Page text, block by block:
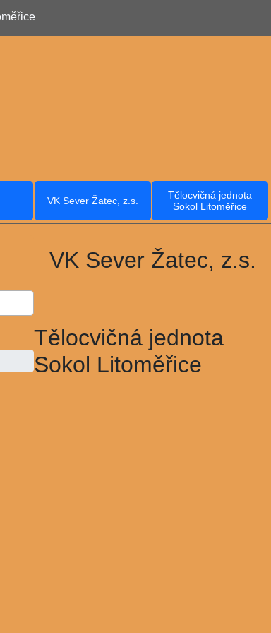
VK Sever Žatec, z.s.
Tělocvičná jednota
Sokol Litoměřice
VK Sever Žatec, z.s.
Tělocvičná jednota
Sokol Litoměřice